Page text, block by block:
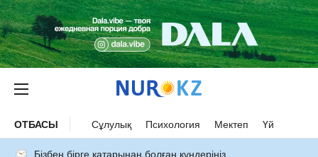
ОТБАСЫ Сұлулық Психология Мектеп Үй
Бізбен бірге қатарынан болған күндеріңіз